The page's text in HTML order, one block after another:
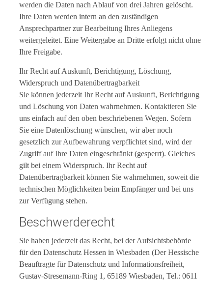
werden die Daten nach Ablauf von drei Jahren gelöscht.
Ihre Daten werden intern an den zuständigen
Ansprechpartner zur Bearbeitung Ihres Anliegens
weitergeleitet. Eine Weitergabe an Dritte erfolgt nicht ohne
Ihre Freigabe.
Ihr Recht auf Auskunft, Berichtigung, Löschung,
Widerspruch und Datenübertragbarkeit
Sie können jederzeit Ihr Recht auf Auskunft, Berichtigung
und Löschung von Daten wahrnehmen. Kontaktieren Sie
uns einfach auf den oben beschriebenen Wegen. Sofern
Sie eine Datenlöschung wünschen, wir aber noch
gesetzlich zur Aufbewahrung verpflichtet sind, wird der
Zugriff auf Ihre Daten eingeschränkt (gesperrt). Gleiches
gilt bei einem Widerspruch. Ihr Recht auf
Datenübertragbarkeit können Sie wahrnehmen, soweit die
technischen Möglichkeiten beim Empfänger und bei uns
zur Verfügung stehen.
Beschwerderecht
Sie haben jederzeit das Recht, bei der Aufsichtsbehörde
für den Datenschutz Hessen in Wiesbaden (Der Hessische
Beauftragte für Datenschutz und Informationsfreiheit,
Gustav-Stresemann-Ring 1, 65189 Wiesbaden, Tel.: 0611